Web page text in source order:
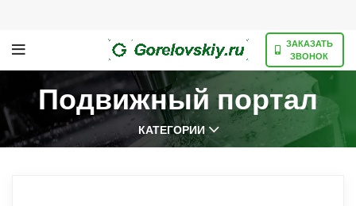
ЗАКАЗАТЬ
ЗВОНОК
Подвижный портал
КАТЕГОРИИ